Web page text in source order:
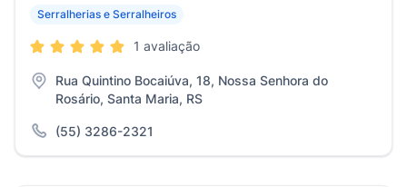
Serralherias e Serralheiros
1 avaliação
Rua Quintino Bocaiúva, 18, Nossa Senhora do
Rosário, Santa Maria, RS
(55) 3286-2321